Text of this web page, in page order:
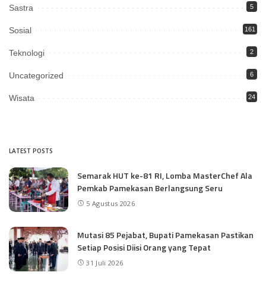
Sastra 5
Sosial 161
Teknologi 2
Uncategorized 6
Wisata 24
LATEST POSTS
Semarak HUT ke-81 RI, Lomba MasterChef Ala
Pemkab Pamekasan Berlangsung Seru
5 Agustus 2026
Mutasi 85 Pejabat, Bupati Pamekasan Pastikan
Setiap Posisi Diisi Orang yang Tepat
31 Juli 2026